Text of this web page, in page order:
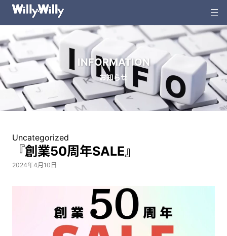
ス
ッ
プ
INFORMATION
お知らせ
Uncategorized
『創業50周年SALE』
2024年4月10日